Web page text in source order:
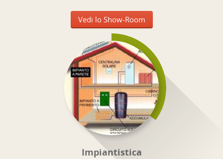
Vedi lo Show-Room
Impiantistica